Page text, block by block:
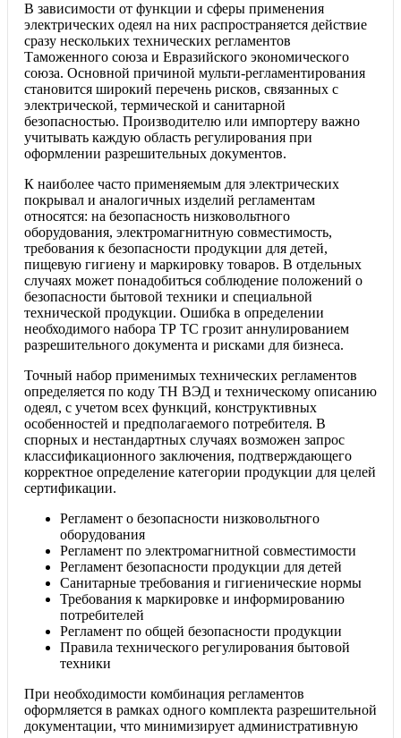
В зависимости от функции и сферы применения
электрических одеял на них распространяется действие
сразу нескольких технических регламентов
Таможенного союза и Евразийского экономического
союза. Основной причиной мульти-регламентирования
становится широкий перечень рисков, связанных с
электрической, термической и санитарной
безопасностью. Производителю или импортеру важно
учитывать каждую область регулирования при
оформлении разрешительных документов.
К наиболее часто применяемым для электрических
покрывал и аналогичных изделий регламентам
относятся: на безопасность низковольтного
оборудования, электромагнитную совместимость,
требования к безопасности продукции для детей,
пищевую гигиену и маркировку товаров. В отдельных
случаях может понадобиться соблюдение положений о
безопасности бытовой техники и специальной
технической продукции. Ошибка в определении
необходимого набора ТР ТС грозит аннулированием
разрешительного документа и рисками для бизнеса.
Точный набор применимых технических регламентов
определяется по коду ТН ВЭД и техническому описанию
одеял, с учетом всех функций, конструктивных
особенностей и предполагаемого потребителя. В
спорных и нестандартных случаях возможен запрос
классификационного заключения, подтверждающего
корректное определение категории продукции для целей
сертификации.
Регламент о безопасности низковольтного
оборудования
Регламент по электромагнитной совместимости
Регламент безопасности продукции для детей
Санитарные требования и гигиенические нормы
Требования к маркировке и информированию
потребителей
Регламент по общей безопасности продукции
Правила технического регулирования бытовой
техники
При необходимости комбинация регламентов
оформляется в рамках одного комплекта разрешительной
документации, что минимизирует административную